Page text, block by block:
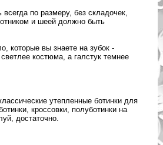
по размеру, без складочек,
и шеей должно быть
которые вы знаете на зубок -
костюма, а галстук темнее
утепленные ботинки для
кроссовки, полуботинки на
достаточно.